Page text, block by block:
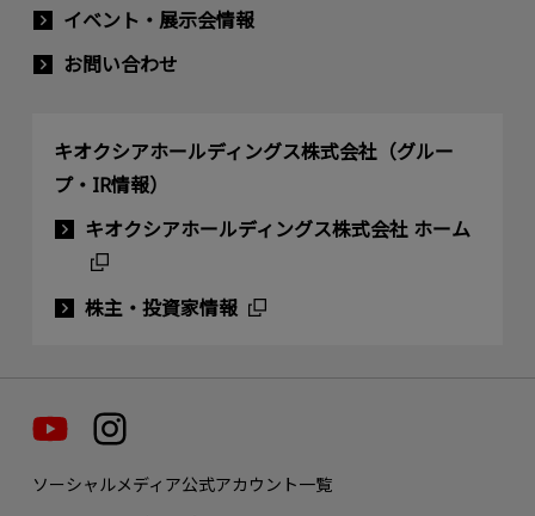
イベント・展示会情報
お問い合わせ
キオクシアホールディングス株式会社（グルー
プ・IR情報）
キオクシアホールディングス株式会社 ホーム
株主・投資家情報
ソーシャルメディア公式アカウント一覧